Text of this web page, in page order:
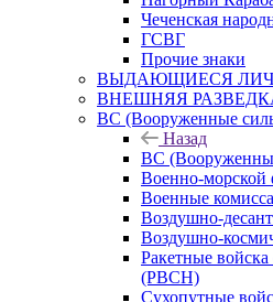
Чеченская
ГСВГ
Прочие знаки
ВЫДАЮЩИЕСЯ
ВНЕШНЯЯ
ВС (Вооруженные
Назад
ВС
Военно-
Военные
Воздушно-
Воздушно-
Ракетные войска
(РВСН)
Сухопутные